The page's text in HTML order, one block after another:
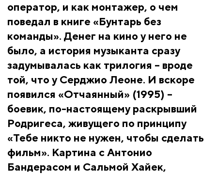
оператор, и как монтажер, о чем
поведал в книге «Бунтарь без
команды». Денег на кино у него не
было, а история музыканта сразу
задумывалась как трилогия – вроде
той, что у Серджио Леоне. И вскоре
появился «Отчаянный» (1995) –
боевик, по-настоящему раскрывший
Родригеса, живущего по принципу
«Тебе никто не нужен, чтобы сделать
фильм». Картина с Антонио
Бандерасом и Сальмой Хайек,